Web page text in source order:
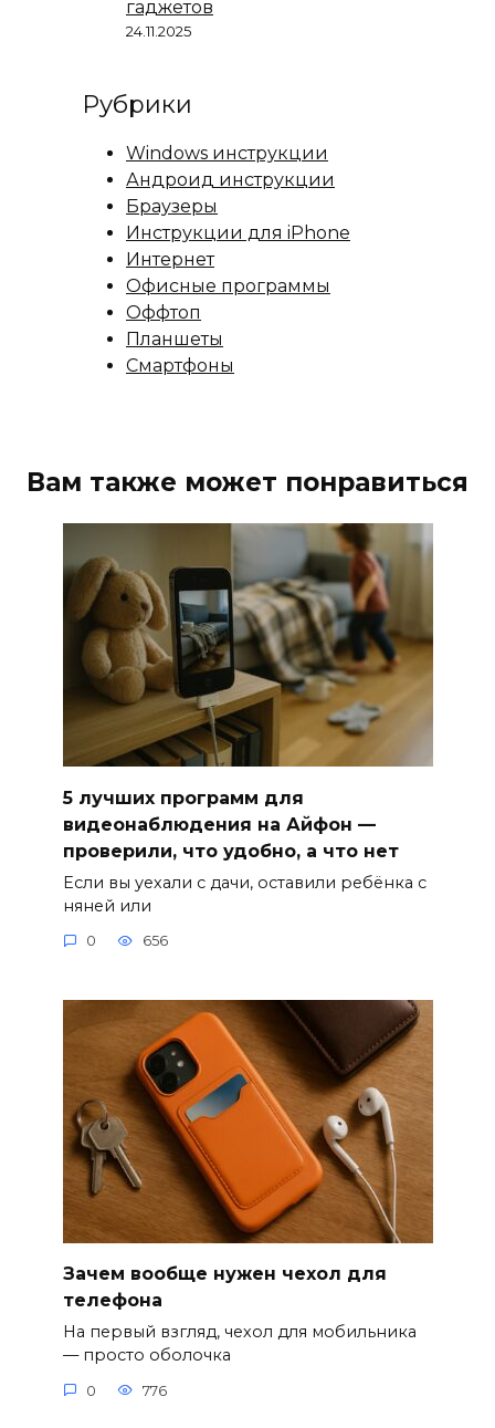
гаджетов
24.11.2025
Рубрики
Windows инструкции
Андроид инструкции
Браузеры
Инструкции для iPhone
Интернет
Офисные программы
Оффтоп
Планшеты
Смартфоны
Вам также может понравиться
5 лучших программ для
видеонаблюдения на Айфон —
проверили, что удобно, а что нет
Если вы уехали с дачи, оставили ребёнка с
няней или
0 656
Зачем вообще нужен чехол для
телефона
На первый взгляд, чехол для мобильника
— просто оболочка
0 776